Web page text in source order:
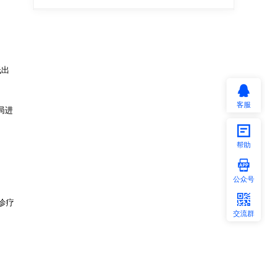
客服
帮助
公众号
交流群
进
疗